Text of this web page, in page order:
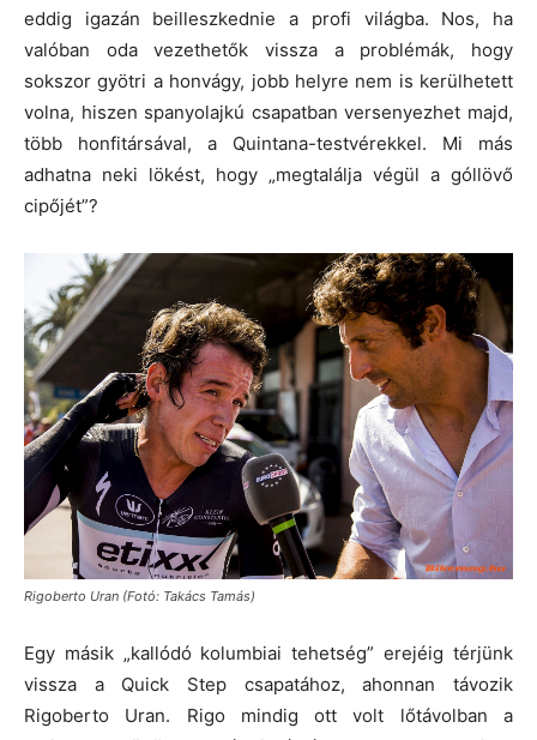
eddig igazán beilleszkednie a profi világba. Nos, ha
valóban oda vezethetők vissza a problémák, hogy
sokszor gyötri a honvágy, jobb helyre nem is kerülhetett
volna, hiszen spanyolajkú csapatban versenyezhet majd,
több honfitársával, a Quintana-testvérekkel. Mi más
adhatna neki lökést, hogy „megtalálja végül a góllövő
cipőjét”?
Rigoberto Uran (Fotó: Takács Tamás)
Egy másik „kallódó kolumbiai tehetség” erejéig térjünk
vissza a Quick Step csapatához, ahonnan távozik
Rigoberto Uran. Rigo mindig ott volt lőtávolban a